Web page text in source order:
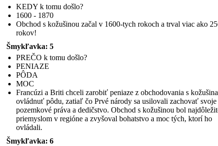
KEDY k tomu došlo?
1600 - 1870
Obchod s kožušinou začal v 1600-tych rokoch a trval viac ako
rokov!
Šmykľavka: 5
PREČO k tomu došlo?
PENIAZE
PÔDA
MOC
Francúzi a Briti chceli zarobiť peniaze z obchodovania s
ovládnuť pôdu, zatiaľ čo Prvé národy sa usilovali zachovať svoje
pozemkové práva a dedičstvo. Obchod s kožušinou bol
priemyslom v regióne a zvyšoval bohatstvo a moc tých, ktorí ho
ovládali.
Šmykľavka: 6